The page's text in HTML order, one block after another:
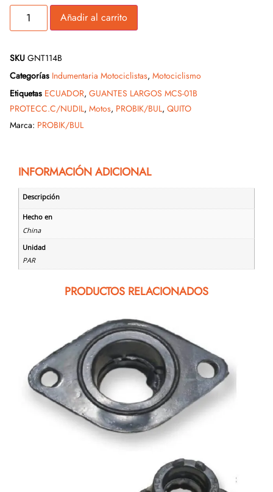
Añadir al carrito
SKU GNT114B
Categorías Indumentaria Motociclistas, Motociclismo
Etiquetas ECUADOR, GUANTES LARGOS MCS-01B
PROTECC.C/NUDIL, Motos, PROBIK/BUL, QUITO
Marca: PROBIK/BUL
INFORMACIÓN ADICIONAL
Descripción
Hecho en
China
Unidad
PAR
PRODUCTOS RELACIONADOS